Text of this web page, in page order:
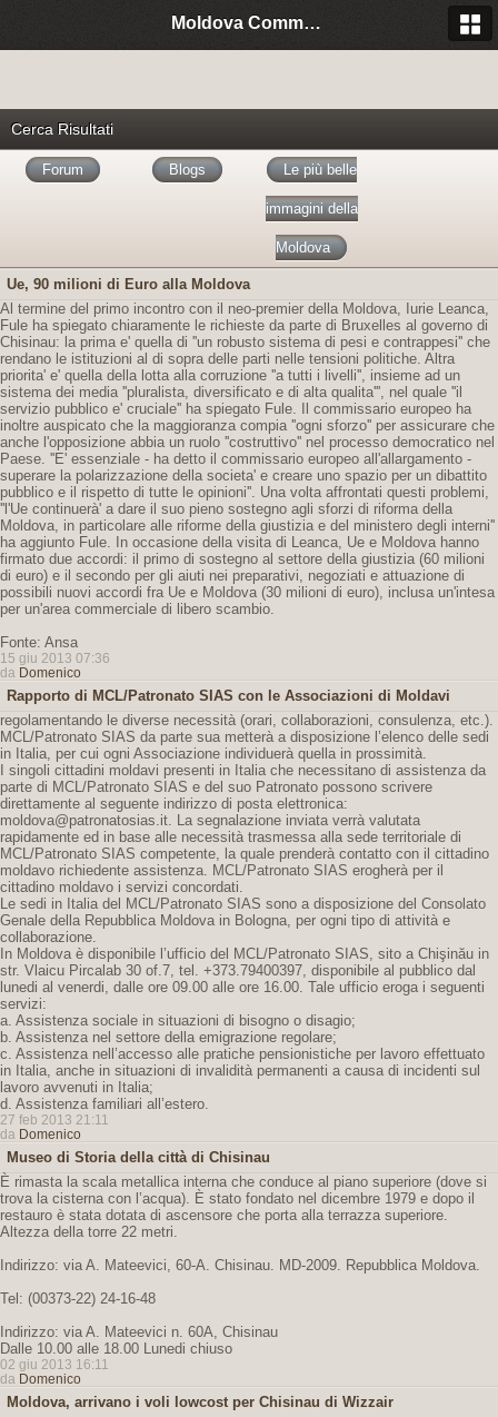
Moldova Community Italia
Cerca Risultati
Forum Blogs Le più belle
immagini della
Moldova
Ue, 90 milioni di Euro alla Moldova
Al termine del primo incontro con il neo-premier della Moldova, Iurie Leanca,
Fule ha spiegato chiaramente le richieste da parte di Bruxelles al governo di
Chisinau: la prima e' quella di ''un robusto sistema di pesi e contrappesi'' che
rendano le istituzioni al di sopra delle parti nelle tensioni politiche. Altra
priorita' e' quella della lotta alla corruzione ''a tutti i livelli'', insieme ad un
sistema dei media ''pluralista, diversificato e di alta qualita''', nel quale ''il
servizio pubblico e' cruciale'' ha spiegato Fule. Il commissario europeo ha
inoltre auspicato che la maggioranza compia ''ogni sforzo'' per assicurare che
anche l'opposizione abbia un ruolo ''costruttivo'' nel processo democratico nel
Paese. ''E' essenziale - ha detto il commissario europeo all'allargamento -
superare la polarizzazione della societa' e creare uno spazio per un dibattito
pubblico e il rispetto di tutte le opinioni''. Una volta affrontati questi problemi,
''l'Ue continuerà' a dare il suo pieno sostegno agli sforzi di riforma della
Moldova, in particolare alle riforme della giustizia e del ministero degli interni''
ha aggiunto Fule. In occasione della visita di Leanca, Ue e Moldova hanno
firmato due accordi: il primo di sostegno al settore della giustizia (60 milioni
di euro) e il secondo per gli aiuti nei preparativi, negoziati e attuazione di
possibili nuovi accordi fra Ue e Moldova (30 milioni di euro), inclusa un'intesa
per un'area commerciale di libero scambio.
Fonte: Ansa
15 giu 2013 07:36
da Domenico
Rapporto di MCL/Patronato SIAS con le Associazioni di Moldavi
regolamentando le diverse necessità (orari, collaborazioni, consulenza, etc.).
MCL/Patronato SIAS da parte sua metterà a disposizione l’elenco delle sedi
in Italia, per cui ogni Associazione individuerà quella in prossimità.
I singoli cittadini moldavi presenti in Italia che necessitano di assistenza da
parte di MCL/Patronato SIAS e del suo Patronato possono scrivere
direttamente al seguente indirizzo di posta elettronica:
moldova@patronatosias.it. La segnalazione inviata verrà valutata
rapidamente ed in base alle necessità trasmessa alla sede territoriale di
MCL/Patronato SIAS competente, la quale prenderà contatto con il cittadino
moldavo richiedente assistenza. MCL/Patronato SIAS erogherà per il
cittadino moldavo i servizi concordati.
Le sedi in Italia del MCL/Patronato SIAS sono a disposizione del Consolato
Genale della Repubblica Moldova in Bologna, per ogni tipo di attività e
collaborazione.
In Moldova è disponibile l’ufficio del MCL/Patronato SIAS, sito a Chişinău in
str. Vlaicu Pircalab 30 of.7, tel. +373.79400397, disponibile al pubblico dal
lunedi al venerdi, dalle ore 09.00 alle ore 16.00. Tale ufficio eroga i seguenti
servizi:
a. Assistenza sociale in situazioni di bisogno o disagio;
b. Assistenza nel settore della emigrazione regolare;
c. Assistenza nell’accesso alle pratiche pensionistiche per lavoro effettuato
in Italia, anche in situazioni di invalidità permanenti a causa di incidenti sul
lavoro avvenuti in Italia;
d. Assistenza familiari all’estero.
27 feb 2013 21:11
da Domenico
Museo di Storia della città di Chisinau
È rimasta la scala metallica interna che conduce al piano superiore (dove si
trova la cisterna con l’acqua). È stato fondato nel dicembre 1979 e dopo il
restauro è stata dotata di ascensore che porta alla terrazza superiore.
Altezza della torre 22 metri.
Indirizzo: via A. Mateevici, 60-A. Chisinau. MD-2009. Repubblica Moldova.
Tel: (00373-22) 24-16-48
Indirizzo: via A. Mateevici n. 60A, Chisinau
Dalle 10.00 alle 18.00 Lunedi chiuso
02 giu 2013 16:11
da Domenico
Moldova, arrivano i voli lowcost per Chisinau di Wizzair